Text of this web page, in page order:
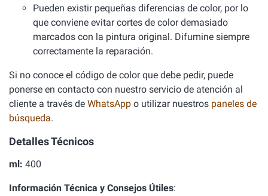
Pueden existir pequeñas diferencias de color, por lo
que conviene evitar cortes de color demasiado
marcados con la pintura original. Difumine siempre
correctamente la reparación.
Si no conoce el código de color que debe pedir, puede
ponerse en contacto con nuestro servicio de atención al
cliente a través de WhatsApp o utilizar nuestros paneles de
búsqueda.
Detalles Técnicos
ml: 400
Información Técnica y Consejos Útiles: